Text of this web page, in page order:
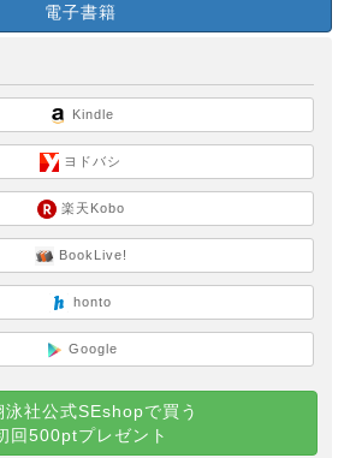
電子書籍
Kindle
ヨドバシ
楽天Kobo
BookLive!
honto
Google
泳社公式SEshopで買う
回500ptプレゼント